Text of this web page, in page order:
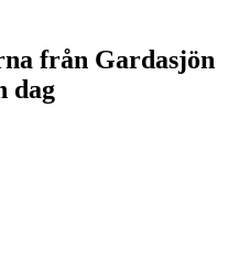
från Gardasjön
dag